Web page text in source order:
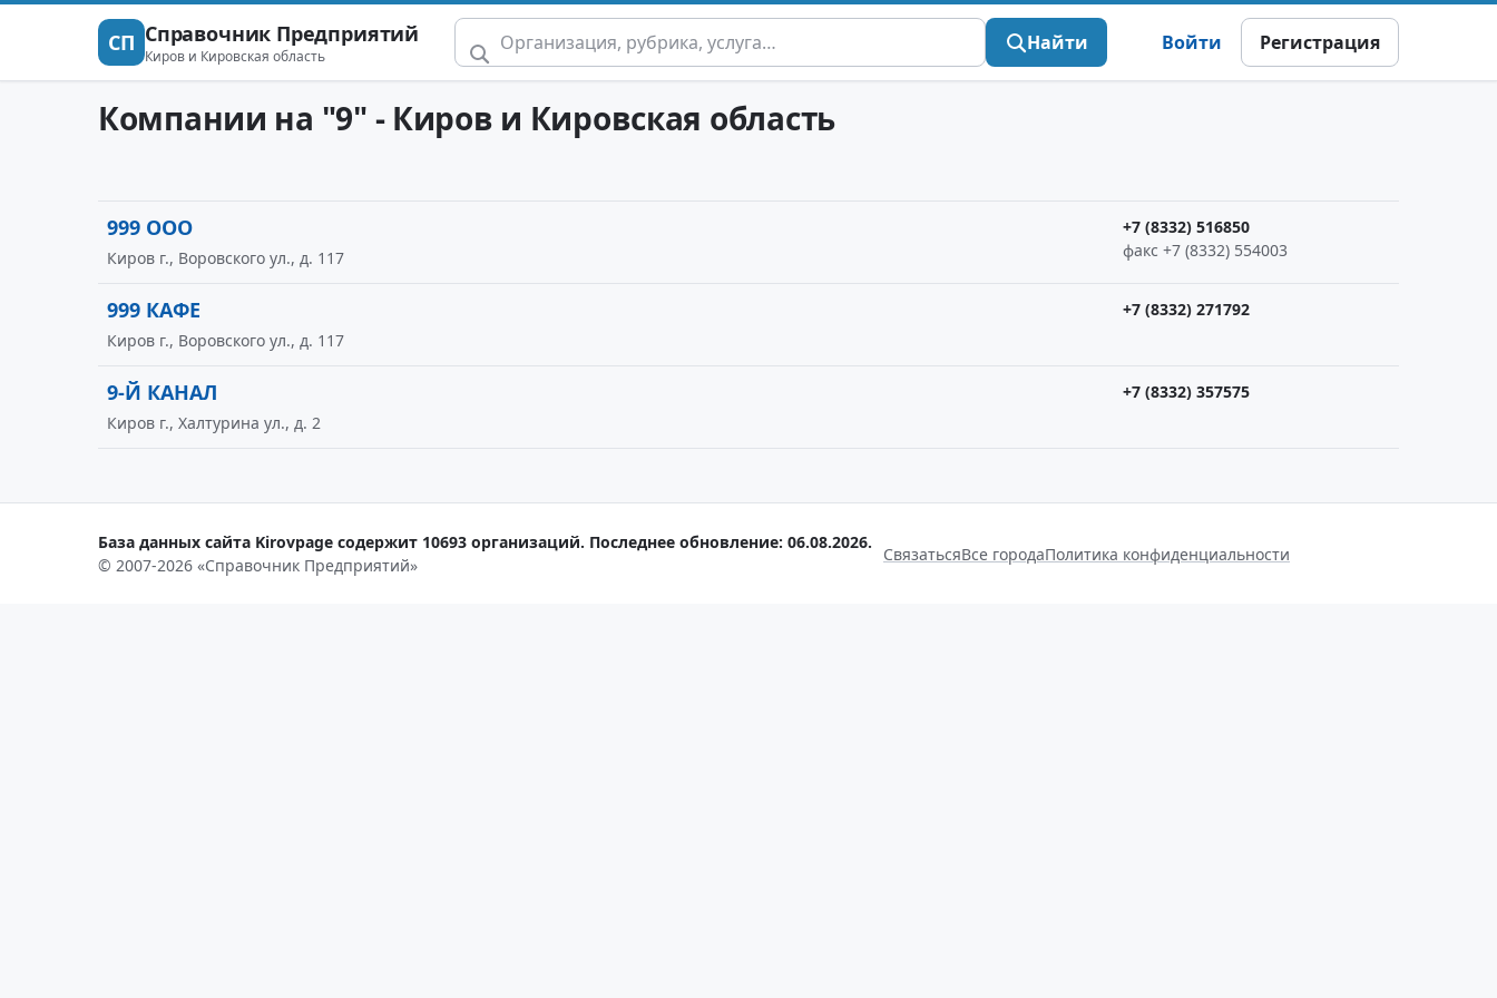
СП Справочник Предприятий
Киров и Кировская область
Найти Войти Регистрация
Компании на "9" - Киров и Кировская область
999 ООО
+7 (8332) 516850
факс +7 (8332) 554003
Киров г., Воровского ул., д. 117
999 КАФЕ
+7 (8332) 271792
Киров г., Воровского ул., д. 117
9-Й КАНАЛ
+7 (8332) 357575
Киров г., Халтурина ул., д. 2
База данных сайта Kirovpage содержит 10693 организаций. Последнее обновление: 06.08.2026.
© 2007-2026 «Справочник Предприятий»
СвязатьсяВсе городаПолитика конфиденциальности